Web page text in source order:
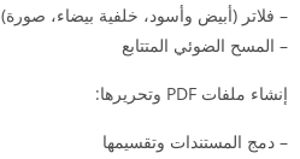
– فلاتر (أبيض وأسود، خلفية بيضاء، صورة)
– المسح الضوئي المتتابع
إنشاء ملفات PDF وتحريرها:
– دمج المستندات وتقسيمها